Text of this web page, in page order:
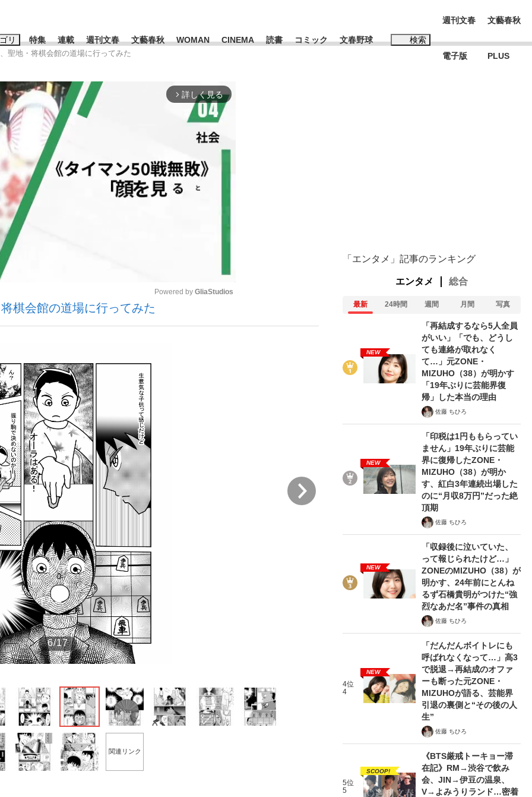
リ
み会、JIN→伊豆の...
”の真実 選手が明かす... 「敗因分析は一切聞かれなかった」侍ジャパン選手が証言した“NPB聞...
の国から』倉本聰氏（91...
もっと見る
特集
もっと見る
連載 週刊文春 文藝春秋 WOMAN CINEMA 読書 コミック 文春野球 検索
ワードタグ一覧
輝 #高市早苗 #城彰二
亀和田武
週刊文春
電子版
文藝春秋
PLUS
聖地・将棋会館の道場に行ってみた
arrow_forward_ios 詳しく見る
Mute
Powered by GliaStudios
棋会館の道場に行ってみた
6/17
7/17
関連リンク
「エンタメ」記事のランキング
エンタメ 総合
最新 24時間 週間 月間 写真
NEW
「再結成するなら5人全員
がいい」「でも、どうし
ても連絡が取れなく
て…」元ZONE・
MIZUHO（38）が明かす
「19年ぶりに芸能界復
帰」した本当の理由
佐藤 ちひろ
NEW
「印税は1円ももらってい
ません」19年ぶりに芸能
界に復帰したZONE・
MIZUHO（38）が明か
す、紅白3年連続出場した
のに“月収8万円”だった絶
頂期
佐藤 ちひろ
NEW
「収録後に泣いていた、
って報じられたけど…」
ZONEのMIZUHO（38）が
明かす、24年前にとんね
るず石橋貴明がつけた“強
烈なあだ名”事件の真相
佐藤 ちひろ
4位
4
NEW
「だんだんボイトレにも
呼ばれなくなって…」高3
で脱退→再結成のオファ
ーも断った元ZONE・
MIZUHOが語る、芸能界
引退の裏側と“その後の人
生”
佐藤 ちひろ
5位
5
SCOOP!
《BTS厳戒トーキョー滞
在記》RM→渋谷で飲み
会、JIN→伊豆の温泉、
V→よみうりランド…密着